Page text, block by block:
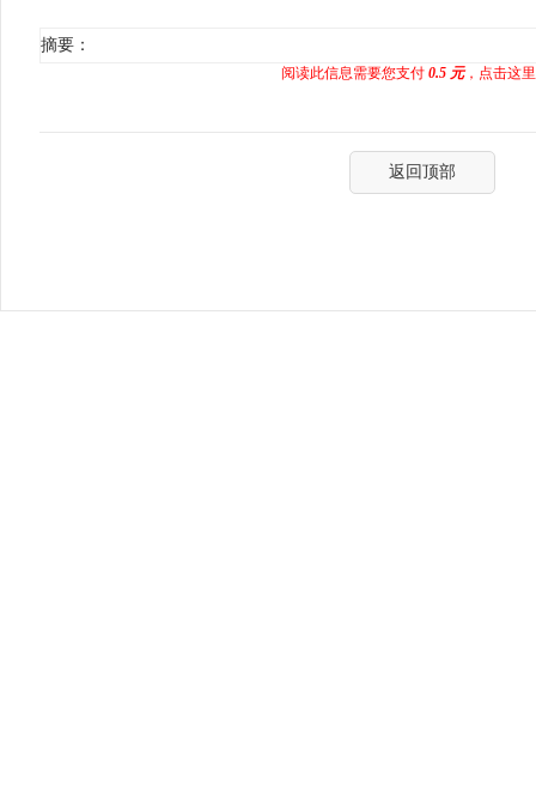
摘要：
阅读此信息需要您支付 0.5 元，点击这
返回顶部